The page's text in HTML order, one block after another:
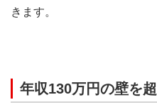
きます。
年収130万円の壁を